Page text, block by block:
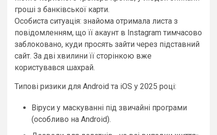
гроші з банківської карти.
Особиста ситуація: знайома отримала листа з
повідомленням, що її акаунт в Instagram тимчасово
заблоковано, куди просять зайти через підставний
сайт. За дві хвилини її сторінкою вже
користувався шахрай.
Типові ризики для Android та iOS у 2025 році:
Віруси у маскуванні під звичайні програми
(особливо на Android).